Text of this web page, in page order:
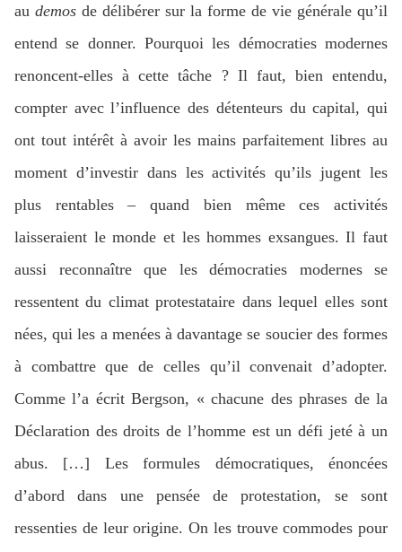
au demos de délibérer sur la forme de vie générale qu’il
entend se donner. Pourquoi les démocraties modernes
renoncent-elles à cette tâche ? Il faut, bien entendu,
compter avec l’influence des détenteurs du capital, qui
ont tout intérêt à avoir les mains parfaitement libres au
moment d’investir dans les activités qu’ils jugent les
plus rentables – quand bien même ces activités
laisseraient le monde et les hommes exsangues. Il faut
aussi reconnaître que les démocraties modernes se
ressentent du climat protestataire dans lequel elles sont
nées, qui les a menées à davantage se soucier des formes
à combattre que de celles qu’il convenait d’adopter.
Comme l’a écrit Bergson, « chacune des phrases de la
Déclaration des droits de l’homme est un défi jeté à un
abus. […] Les formules démocratiques, énoncées
d’abord dans une pensée de protestation, se sont
ressenties de leur origine. On les trouve commodes pour